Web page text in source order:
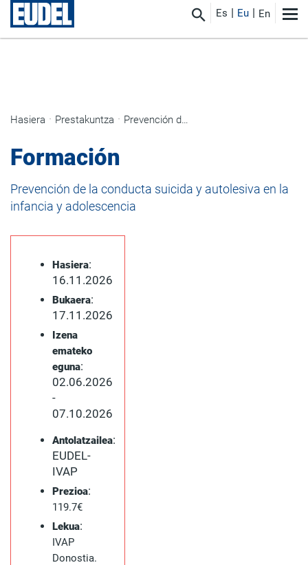
Es Eu En
Hasiera Prestakuntza Prevención de la conducta suicida y autolesiva en la infancia y adolescencia
Formación
Prevención de la conducta suicida y autolesiva en la
infancia y adolescencia
Hasiera:
16.11.2026
Bukaera:
17.11.2026
Izena
emateko
eguna:
02.06.2026
-
07.10.2026
Antolatzailea:
EUDEL-
IVAP
Prezioa:
119.7€
Lekua:
IVAP
Donostia.